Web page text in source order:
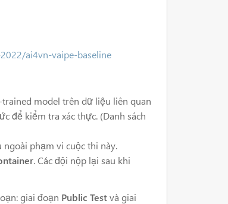
ai4vn-vaipe-baseline
model trên dữ liệu liên quan
để kiểm tra xác thực. (Danh sách
phạm vi cuộc thi này.
. Các đội nộp lại sau khi
giai đoạn Public Testvà giai